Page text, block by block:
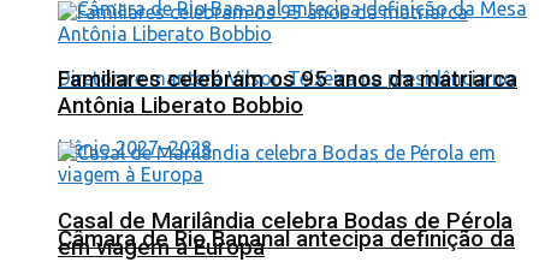
Câmara de Rio Bananal antecipa definição da
Familiares celebram os 95 anos da matriarca
Antônia Liberato Bobbio
Casal de Marilândia celebra Bodas de Pérola
em viagem à Europa